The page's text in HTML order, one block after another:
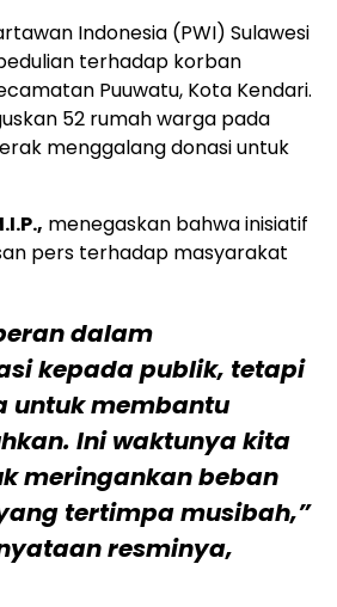
Indonesia (PWI) Sulawesi
terhadap korban
Puuwatu, Kota Kendari.
52 rumah warga pada
menggalang donasi untuk
menegaskan bahwa inisiatif
pers terhadap masyarakat
dalam
kepada publik, tetapi
untuk membantu
Ini waktunya kita
meringankan beban
tertimpa musibah,”
resminya,